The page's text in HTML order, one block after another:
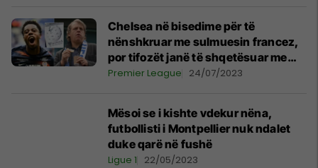
Chelsea në bisedime për të
nënshkruar me sulmuesin francez,
por tifozët janë të shqetësuar me
atë çfarë shkruhet për të në
Premier League 24/07/2023
Mësoi se i kishte vdekur nëna,
futbollisti i Montpellier nuk ndalet
duke qarë në fushë
Ligue 1 22/05/2023